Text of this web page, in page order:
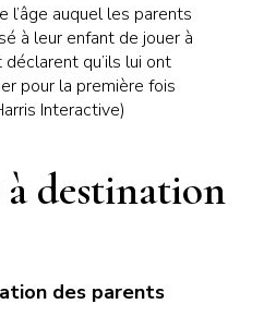
l’âge auquel les parents
à leur enfant de jouer à
déclarent qu’ils lui ont
pour la première fois
Interactive)
à destination
des parents